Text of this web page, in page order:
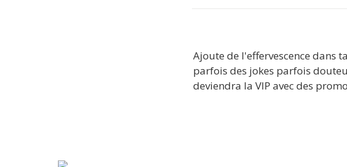
Ajoute de l'effervescence dans
parfois des jokes parfois
deviendra la VIP avec des